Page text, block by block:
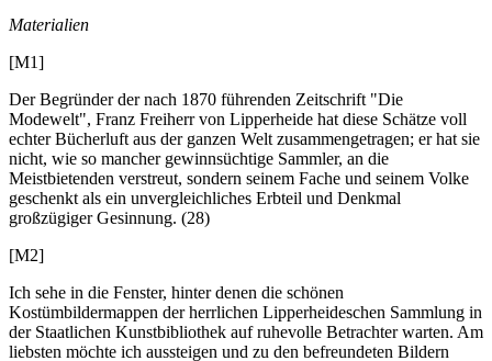
Materialien
[M1]
Der Begründer der nach 1870 führenden Zeitschrift "Die
Modewelt", Franz Freiherr von Lipperheide hat diese Schätze voll
echter Bücherluft aus der ganzen Welt zusammengetragen; er hat sie
nicht, wie so mancher gewinnsüchtige Sammler, an die
Meistbietenden verstreut, sondern seinem Fache und seinem Volke
geschenkt als ein unvergleichliches Erbteil und Denkmal
großzügiger Gesinnung. (28)
[M2]
Ich sehe in die Fenster, hinter denen die schönen
Kostümbildermappen der herrlichen Lipperheideschen Sammlung in
der Staatlichen Kunstbibliothek auf ruhevolle Betrachter warten. Am
liebsten möchte ich aussteigen und zu den befreundeten Bildern